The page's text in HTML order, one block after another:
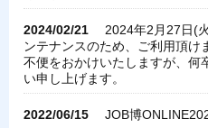
2024/02/21
2024年2月27日(
ンテナンスのため、ご利用頂
不便をおかけいたしますが、何
い申し上げます。
2022/06/15 JOB博